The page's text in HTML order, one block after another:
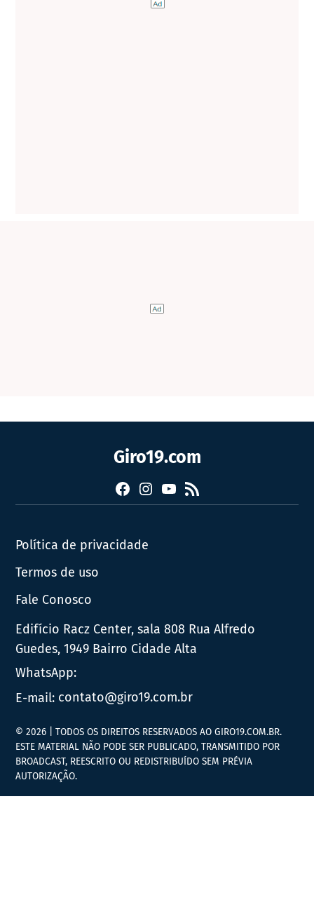
Giro19.com
FacebookInstagram
YouTube
RSS
Política de privacidade
Termos de uso
Fale Conosco
Edifício Racz Center, sala 808 Rua Alfredo
Guedes, 1949 Bairro Cidade Alta
WhatsApp:
E-mail: contato@giro19.com.br
© 2026 | TODOS OS DIREITOS RESERVADOS AO GIRO19.COM.BR.
ESTE MATERIAL NÃO PODE SER PUBLICADO, TRANSMITIDO POR
BROADCAST, REESCRITO OU REDISTRIBUÍDO SEM PRÉVIA
AUTORIZAÇÃO.